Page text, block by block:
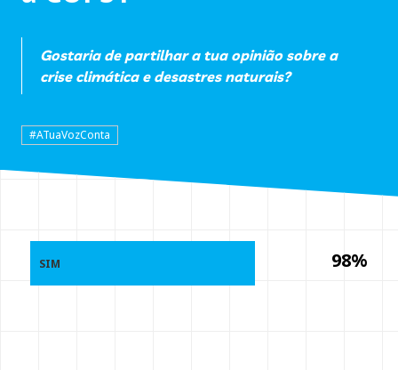
Gostaria de partilhar a tua opinião sobre a
crise climática e desastres naturais?
#ATuaVozConta
98%
SIM